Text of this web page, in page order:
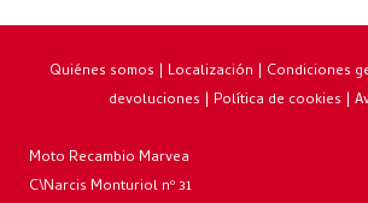
Quiénes somos | Localización | Condiciones
devoluciones | Política de cookies |
Moto Recambio Marvea
C\Narcis Monturiol nº 31